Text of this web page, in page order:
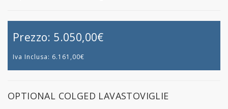
Prezzo: 5.050,00€
Iva Inclusa: 6.161,00€
OPTIONAL COLGED LAVASTOVIGLIE